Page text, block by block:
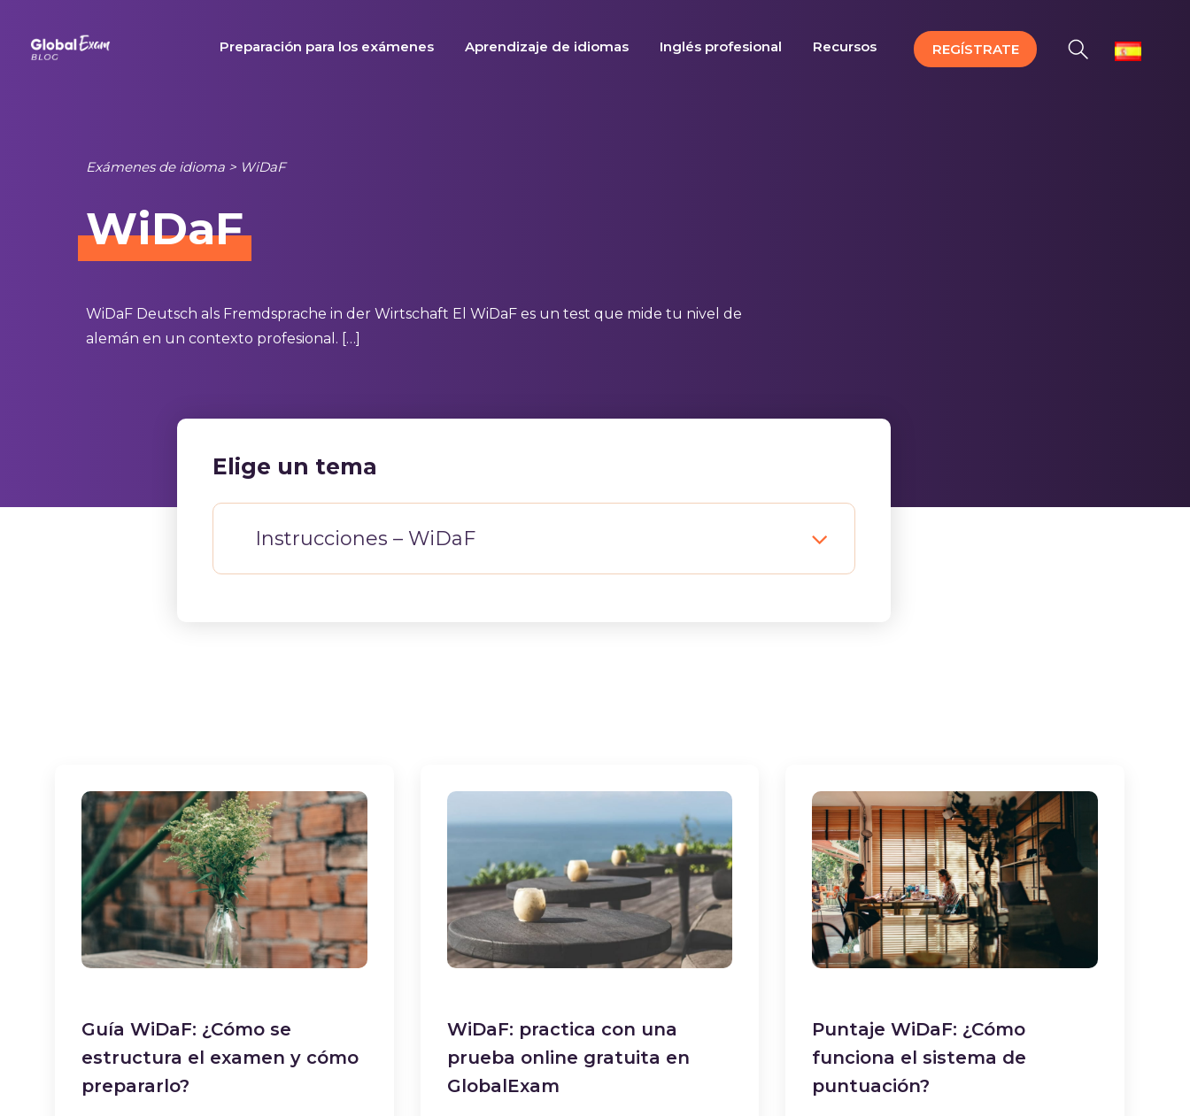
content
Preparación para los exámenes Aprendizaje de idiomas Inglés profesional Recursos REGÍSTRATE
Exámenes de idioma > WiDaF
WiDaF
WiDaF Deutsch als Fremdsprache in der Wirtschaft El WiDaF es un test que mide tu nivel de
alemán en un contexto profesional. […]
Elige un tema
Instrucciones – WiDaF
Guía WiDaF: ¿Cómo se
estructura el examen y cómo
prepararlo?
WiDaF: practica con una
prueba online gratuita en
GlobalExam
Puntaje WiDaF: ¿Cómo
funciona el sistema de
puntuación?